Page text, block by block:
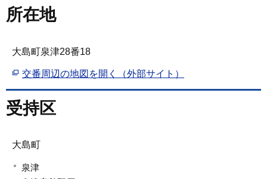
所在地
大島町泉津28番18
交番周辺の地図を開く（外部サイト）
受持区
大島町
泉津